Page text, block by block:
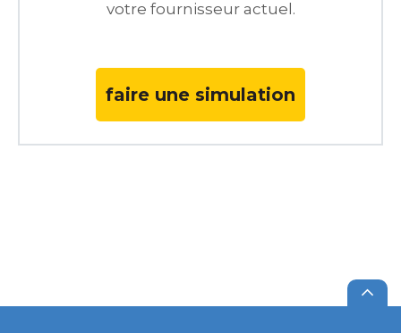
votre fournisseur actuel.
faire une simulation